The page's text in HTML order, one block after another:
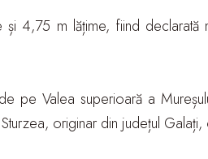
4,75 m lățime, fiind
pe Valea superioară a
originar din județul